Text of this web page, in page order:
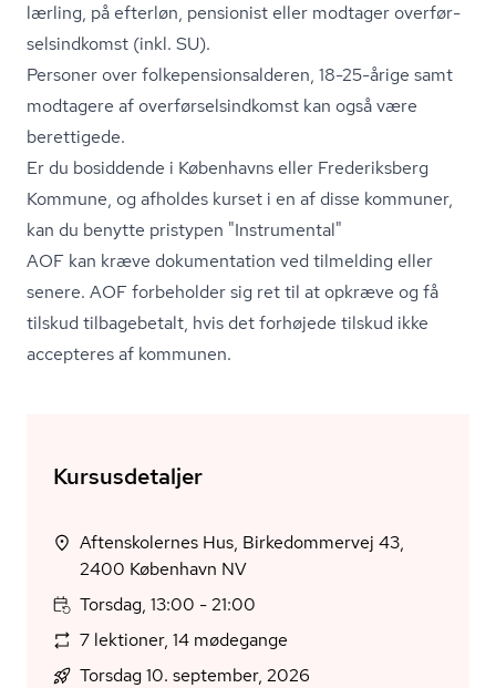
lærling, på efterløn, pensionist eller modtager over­før­
sels­ind­komst (inkl. SU).
Personer over fol­ke­pen­sions­al­de­ren, 18-25-årige samt
modtagere af over­før­sels­ind­komst kan også være
berettigede.
Er du bosiddende i Københavns eller Frederiksberg
Kommune, og afholdes kurset i en af disse kommuner,
kan du benytte pristypen "Instrumental"
AOF kan kræve dokumentation ved tilmelding eller
senere. AOF forbeholder sig ret til at opkræve og få
tilskud tilbagebetalt, hvis det forhøjede tilskud ikke
accepteres af kommunen.
Kursusdetaljer
Aftenskolernes Hus, Birkedommervej 43,
2400 København NV
Torsdag, 13:00 - 21:00
7 lektioner, 14 mødegange
Torsdag 10. september, 2026